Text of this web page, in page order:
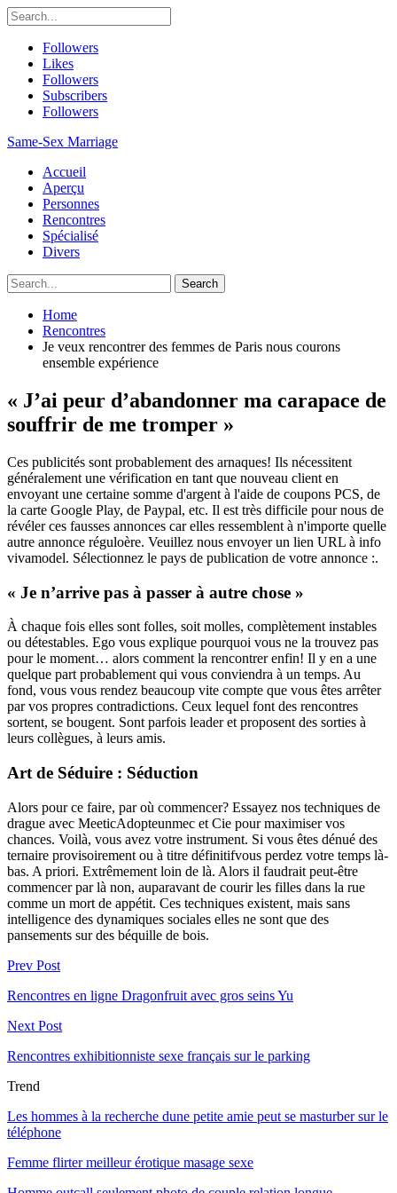
Followers
Likes
Followers
Subscribers
Followers
Same-Sex Marriage
Accueil
Aperçu
Personnes
Rencontres
Spécialisé
Divers
Home
Rencontres
Je veux rencontrer des femmes de Paris nous courons
ensemble expérience
« J’ai peur d’abandonner ma carapace de
souffrir de me tromper »
Ces publicités sont probablement des arnaques! Ils nécessitent
généralement une vérification en tant que nouveau client en
envoyant une certaine somme d'argent à l'aide de coupons PCS, de
la carte Google Play, de Paypal, etc. Il est très difficile pour nous de
révéler ces fausses annonces car elles ressemblent à n'importe quelle
autre annonce réguloère. Veuillez nous envoyer un lien URL à info
vivamodel. Sélectionnez le pays de publication de votre annonce :.
« Je n’arrive pas à passer à autre chose »
À chaque fois elles sont folles, soit molles, complètement instables
ou détestables. Ego vous explique pourquoi vous ne la trouvez pas
pour le moment… alors comment la rencontrer enfin! Il y en a une
quelque part probablement qui vous conviendra à un temps. Au
fond, vous vous rendez beaucoup vite compte que vous êtes arrêter
par vos propres contradictions. Ceux lequel font des rencontres
sortent, se bougent. Sont parfois leader et proposent des sorties à
leurs collègues, à leurs amis.
Art de Séduire : Séduction
Alors pour ce faire, par où commencer? Essayez nos techniques de
drague avec MeeticAdopteunmec et Cie pour maximiser vos
chances. Voilà, vous avez votre instrument. Si vous êtes dénué des
ternaire provisoirement ou à titre définitifvous perdez votre temps là-
bas. A priori. Extrêmement loin de là. Alors il faudrait peut-être
commencer par là non, auparavant de courir les filles dans la rue
comme un mort de appétit. Ces techniques existent, mais sans
intelligence des dynamiques sociales elles ne sont que des
pansements sur des béquille de bois.
Prev Post
Rencontres en ligne Dragonfruit avec gros seins Yu
Next Post
Rencontres exhibitionniste sexe français sur le parking
Trend
Les hommes à la recherche dune petite amie peut se masturber sur le
téléphone
Femme flirter meilleur érotique masage sexe